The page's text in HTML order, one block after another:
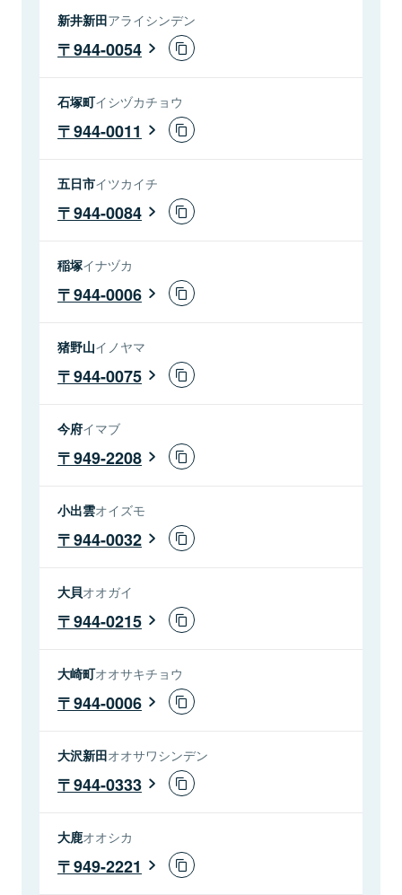
新井新田アライシンデン
944-0054
石塚町イシヅカチョウ
944-0011
五日市イツカイチ
944-0084
稲塚イナヅカ
944-0006
猪野山イノヤマ
944-0075
今府イマブ
949-2208
小出雲オイズモ
944-0032
大貝オオガイ
944-0215
大崎町オオサキチョウ
944-0006
大沢新田オオサワシンデン
944-0333
大鹿オオシカ
949-2221